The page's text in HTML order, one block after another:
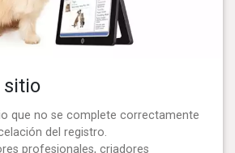
sitio
que no se complete correctamente
del registro.
profesionales, criadores